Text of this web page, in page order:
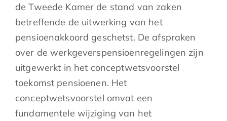
de Tweede Kamer de stand van zaken
betreffende de uitwerking van het
pensioenakkoord geschetst. De afspraken
over de werkgeverspensioenregelingen zijn
uitgewerkt in het conceptwetsvoorstel
toekomst pensioenen. Het
conceptwetsvoorstel omvat een
fundamentele wijziging van het